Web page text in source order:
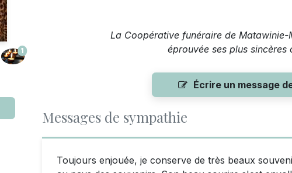
1
La Coopérative funéraire de
éprouvée ses plus sincères
Écrire un message
Messages de sympathie
Toujours enjouée, je conserve de très beaux